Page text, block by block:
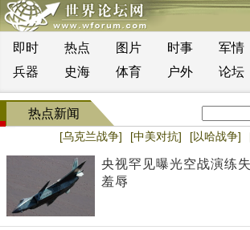
即时 热点 图片 时事 军情
兵器
史海 体育 户外 论坛
热点新闻
[乌克兰战争] [中美对抗] [以哈战争]
央视罕见曝光空战演练
羞辱